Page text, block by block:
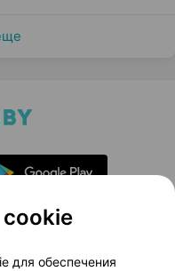
проекта
для обеспечения